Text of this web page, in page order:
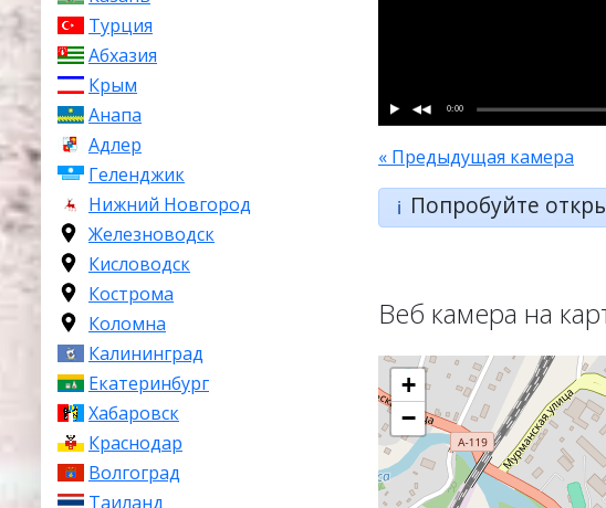
Турция
Абхазия
Крым
Анапа
Адлер
Геленджик
Нижний Новгород
Железноводск
Кисловодск
Кострома
Коломна
Калининград
Екатеринбург
Хабаровск
Краснодар
Волгоград
Таиланд
0:00
« Предыдущая камера
ℹ️ Попробуйте
Веб камера на
+
−